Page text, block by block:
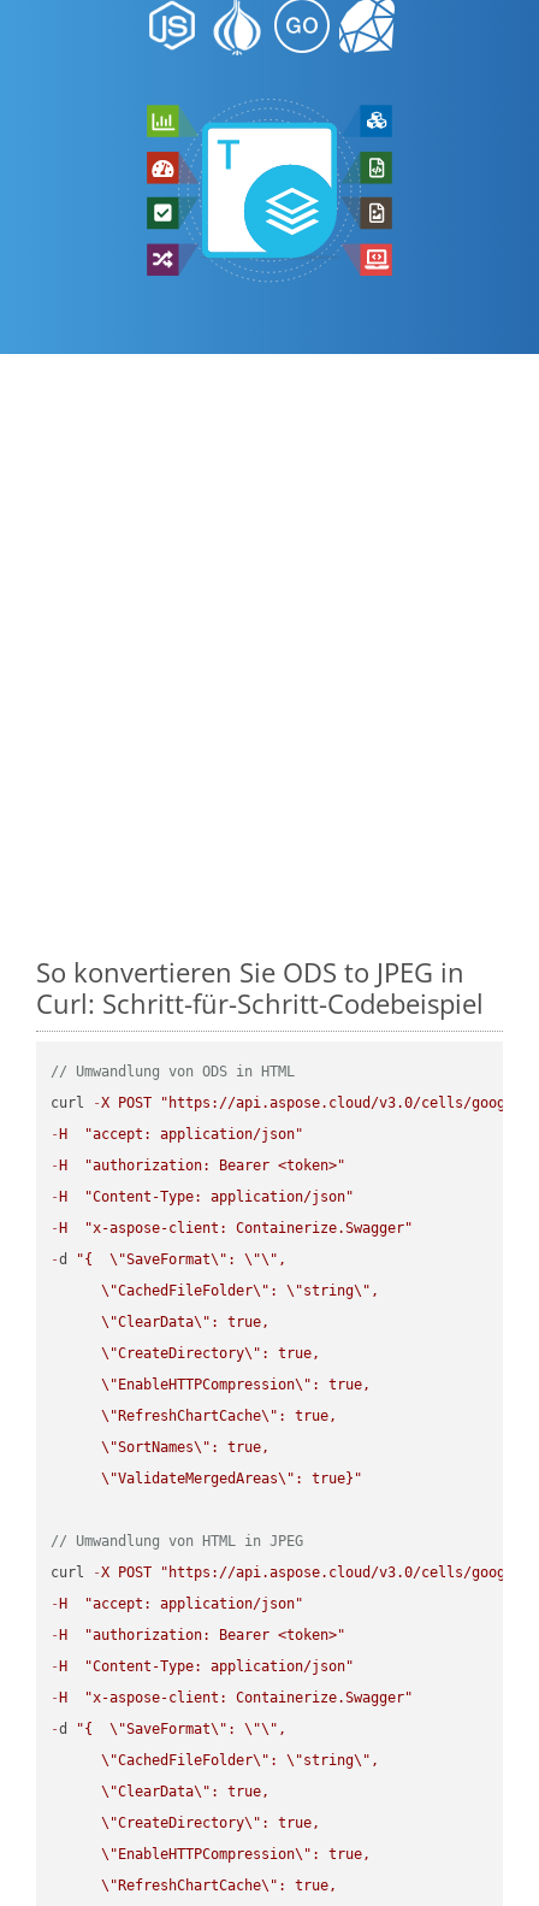
So konvertieren Sie ODS to JPEG in
Curl: Schritt-für-Schritt-Codebeispiel
// Umwandlung von ODS in HTML
curl
-X POST
"https://api.aspose.cloud/v3.0/cells/
- H
"accept: application/json"
- H
"authorization: Bearer <token>"
- H
"Content-Type: application/json"
- H
"x-aspose-client: Containerize.Swagger"
-d "{ \"SaveFormat\" : \"\" ,
\"CachedFileFolder\" : \"string\" ,
\"ClearData\" : true,
\"CreateDirectory\" : true,
\" EnableHTTPCompression\" : true,
\" RefreshChartCache\" : true,
\"SortNames\" : true,
\"ValidateMergedAreas\" : true}"
// Umwandlung von HTML in JPEG
curl
-X POST
"https://api.aspose.cloud/v3.0/cells/
- H
"accept: application/json"
- H
"authorization: Bearer <token>"
- H
"Content-Type: application/json"
- H
"x-aspose-client: Containerize.Swagger"
-d "{ \"SaveFormat\" : \"\" ,
\"CachedFileFolder\" : \"string\" ,
\"ClearData\" : true,
\"CreateDirectory\" : true,
\" EnableHTTPCompression\" : true,
\" RefreshChartCache\" : true,